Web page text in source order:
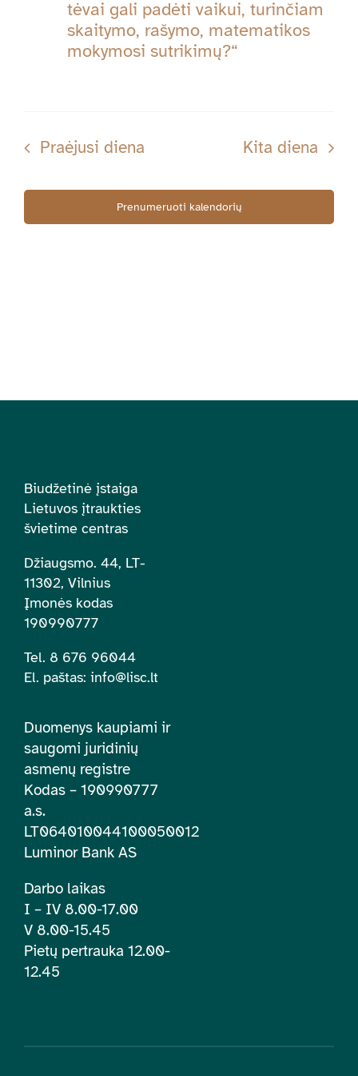
11-
tėvai gali padėti vaikui, turinčiam
skaitymo, rašymo, matematikos
mokymosi sutrikimų?“
Praėjusi diena Kita diena
Prenumeruoti kalendorių
Biudžetinė įstaiga
Lietuvos įtraukties
švietime centras
Džiaugsmo. 44, LT-
11302, Vilnius
Įmonės kodas
190990777
Tel. 8 676 96044
El. paštas: info@lisc.lt
Duomenys kaupiami ir
saugomi juridinių
asmenų registre
Kodas – 190990777
a.s.
LT064010044100050012
Luminor Bank AS
Darbo laikas
I – IV 8.00-17.00
V 8.00-15.45
Pietų pertrauka 12.00-
12.45